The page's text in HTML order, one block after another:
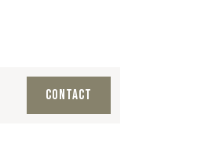
Contact